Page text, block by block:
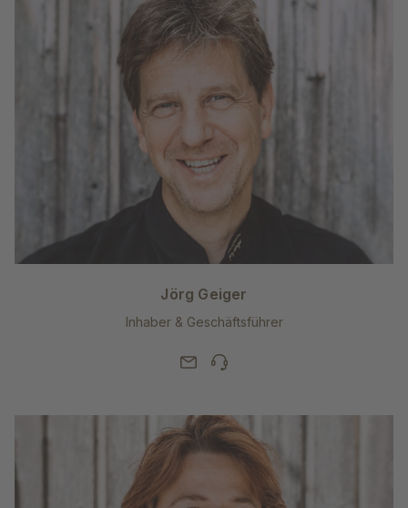
Jörg Geiger
Inhaber & Geschäftsführer